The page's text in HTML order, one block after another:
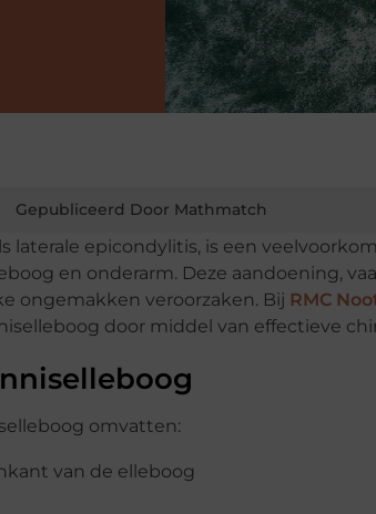
Gepubliceerd Door Mathmatch
laterale epicondylitis, is een
en onderarm. Deze aandoening,
ongemakken veroorzaken. Bij RMC
door middel van effectieve
omvatten:
van de elleboog